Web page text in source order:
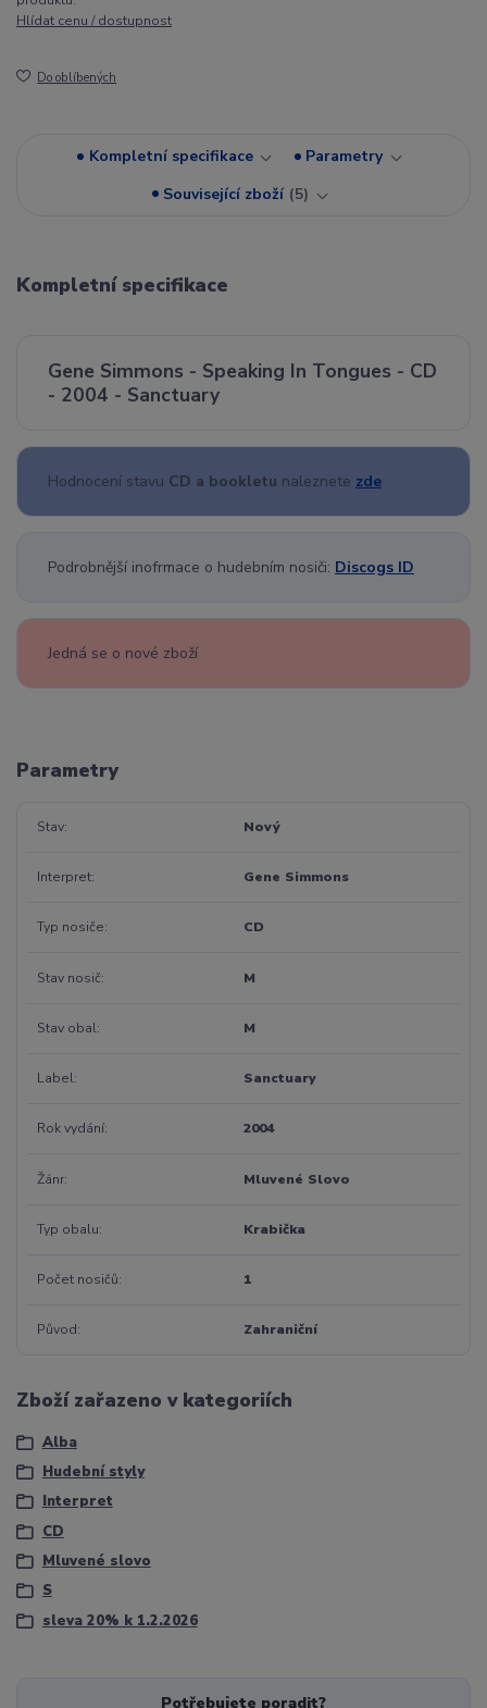
Hlídat cenu / dostupnost
Do oblíbených
Kompletní specifikace
Parametry
Související zboží 5
Kompletní specifikace
Gene Simmons - Speaking In Tongues - CD
- 2004 - Sanctuary
Hodnocení stavu CD a bookletu naleznete zde
Podrobnější inofrmace o hudebním nosiči: Discogs ID
Jedná se o nové zboží
Parametry
Stav Nový
Interpret Gene Simmons
Typ nosiče CD
Stav nosič M
Stav obal M
Label Sanctuary
Rok vydání 2004
Žánr Mluvené Slovo
Typ obalu Krabička
Počet nosičů 1
Původ Zahraniční
Zboží zařazeno v kategoriích
Alba
Hudební styly
Interpret
CD
Mluvené slovo
S
sleva 20% k 1.2.2026
Potřebujete poradit?